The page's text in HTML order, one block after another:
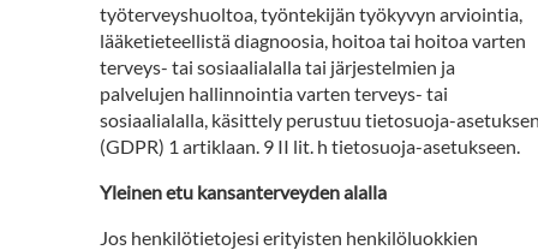
työterveyshuoltoa, työntekijän työkyvyn arviointia,
lääketieteellistä diagnoosia, hoitoa tai hoitoa varten
terveys- tai sosiaalialalla tai järjestelmien ja
palvelujen hallinnointia varten terveys- tai
sosiaalialalla, käsittely perustuu tietosuoja-
(GDPR) 1 artiklaan. 9 II lit. h tietosuoja-asetukseen.
Yleinen etu kansanterveyden alalla
Jos henkilötietojesi erityisten henkilöluokkien